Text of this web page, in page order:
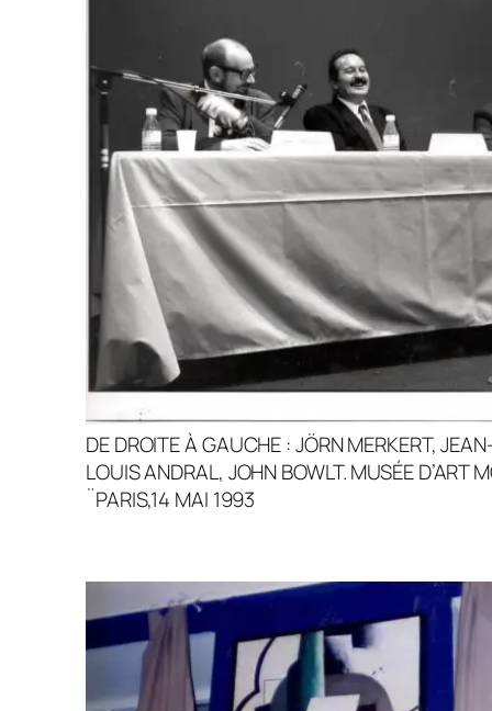
DE DROITE À GAUCHE : JÖRN MERKERT,
LOUIS ANDRAL, JOHN BOWLT. MUSÉE D’ART
¨PARIS,14 MAI 1993